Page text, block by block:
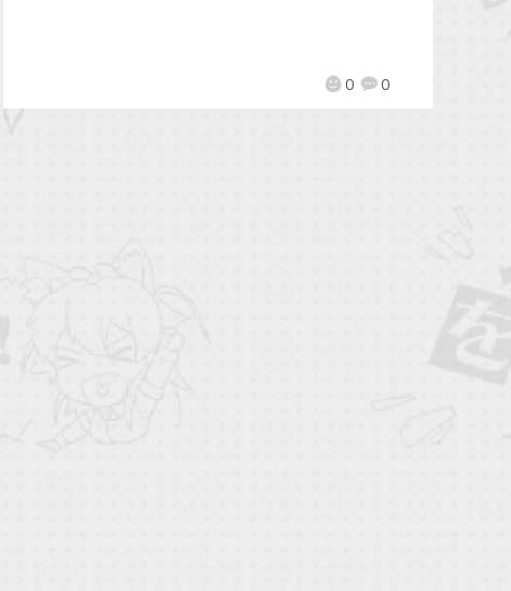
0 0